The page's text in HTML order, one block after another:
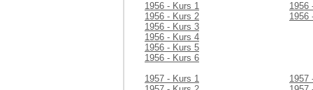
1956
1956
1957
1956 - Kurs 1
1956 - Kurs 2
1956 - Kurs 3
1956 - Kurs 4
1956 - Kurs 5
1956 - Kurs 6
1957 - Kurs 1